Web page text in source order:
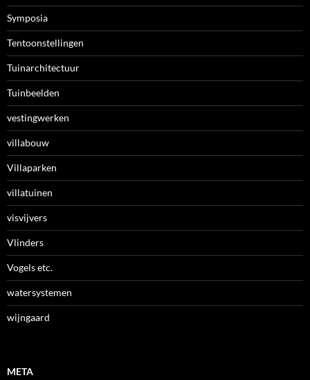
Symposia
Tentoonstellingen
Tuinarchitectuur
Tuinbeelden
vestingwerken
villabouw
Villaparken
villatuinen
visvijvers
Vlinders
Vogels etc.
watersystemen
wijngaard
META